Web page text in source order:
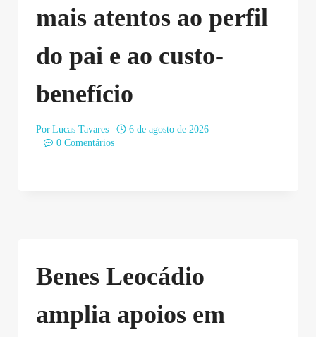
mais atentos ao perfil
do pai e ao custo-
benefício
Por Lucas Tavares
6 de agosto de 2026
0 Comentários
Benes Leocádio
amplia apoios em